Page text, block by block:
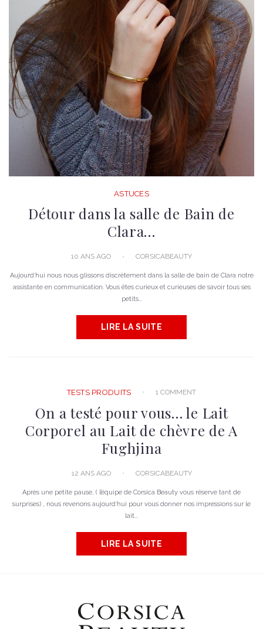
ASTUCES
Détour dans la salle de Bain de
Clara…
10 ANS AGO CORSICABEAUTY
Aujourd’hui nous nous glissons discrètement dans la salle de bain de Clara notre
assistante en communication. Vous êtes curieux et curieuses de savoir tous ses
petits...
LIRE LA SUITE
TESTS PRODUITS 1 COMMENT
On a testé pour vous… le Lait
Corporel au Lait de chèvre de A
Fughjina
12 ANS AGO CORSICABEAUTY
Après une petite pause, ( l’équipe de Corsica Beauty vous réserve tant de
surprises) , nous revenons aujourd’hui pour vous donner nos impressions sur le
lait...
LIRE LA SUITE